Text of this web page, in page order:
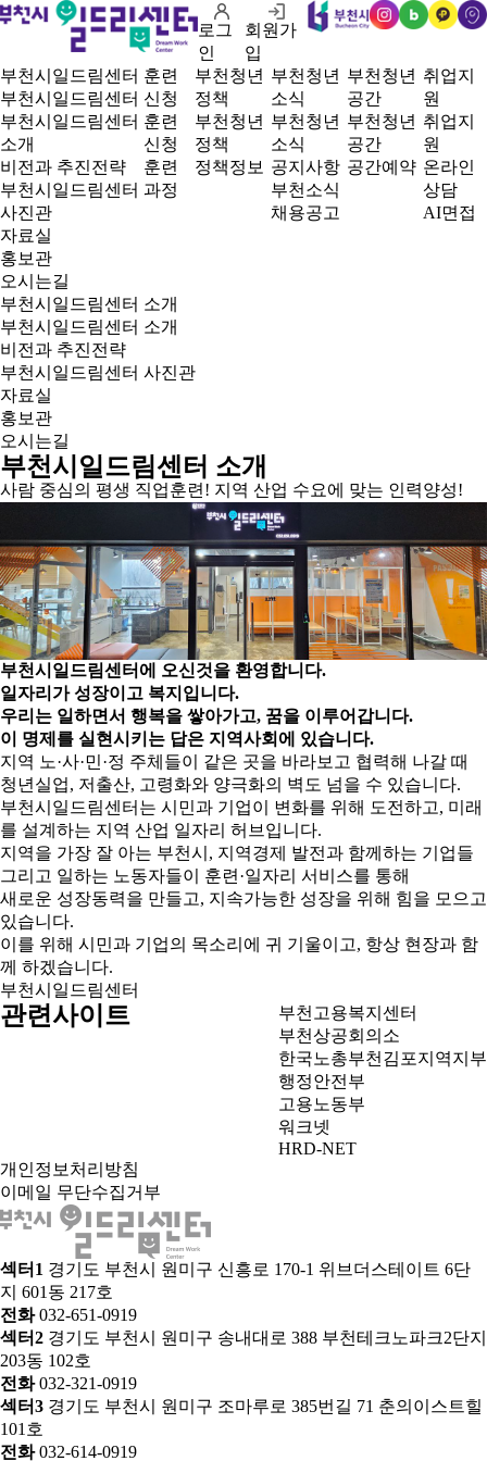
로그
인
회원가
입
타
그
램
그
오
플
러
스
친
구
는
부천시일드림센터
부천시일드림센터
부천시일드림센터
소개
비전과 추진전략
부천시일드림센터
사진관
자료실
홍보관
오시는길
훈련
신청
훈련
신청
훈련
과정
부천청년
정책
부천청년
정책
정책정보
부천청년
소식
부천청년
소식
공지사항
부천소식
채용공고
부천청년
공간
부천청년
공간
공간예약
취업지
원
취업지
원
온라인
상담
AI면접
홈
부천시일드림센터 소개
부천시일드림센터 소개
비전과 추진전략
부천시일드림센터 사진관
자료실
홍보관
오시는길
부천시일드림센터 소개
사람 중심의 평생 직업훈련! 지역 산업 수요에 맞는 인력양성!
부천시일드림센터 에 오신것을 환영합니다.
일자리가 성장이고 복지입니다.
우리는 일하면서 행복을 쌓아가고, 꿈을 이루어갑니다.
이 명제를 실현시키는 답은 지역사회에 있습니다.
지역 노·사·민·정 주체들이 같은 곳을 바라보고 협력해 나갈 때
청년실업, 저출산, 고령화와 양극화의 벽도 넘을 수 있습니다.
부천시일드림센터는 시민과 기업이 변화를 위해 도전하고, 미래
를 설계하는 지역 산업 일자리 허브입니다.
지역을 가장 잘 아는 부천시, 지역경제 발전과 함께하는 기업들
그리고 일하는 노동자들이 훈련·일자리 서비스를 통해
새로운 성장동력을 만들고, 지속가능한 성장을 위해 힘을 모으고
있습니다.
이를 위해 시민과 기업의 목소리에 귀 기울이고, 항상 현장과 함
께 하겠습니다.
부천시일드림센터
관련사이트
부천고용복지센터
부천상공회의소
한국노총부천김포지역지부
행정안전부
고용노동부
워크넷
HRD-NET
개인정보처리방침
이메일 무단수집거부
섹터1 경기도 부천시 원미구 신흥로 170-1 위브더스테이트 6단
지 601동 217호
전화032-651-0919
섹터2 경기도 부천시 원미구 송내대로 388 부천테크노파크2단지
203동 102호
전화032-321-0919
섹터3 경기도 부천시 원미구 조마루로 385번길 71 춘의이스트힐
101호
전화032-614-0919